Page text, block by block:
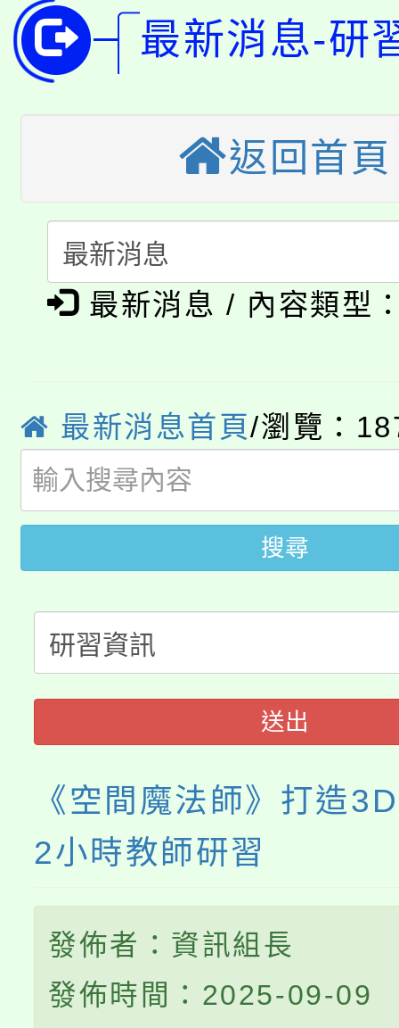
代理(課)教師甄選結果(
公告本校115學年度第
代理(課)教師甄選結果(
轉知中國文化大學推廣
《TA101》溝通分析基
程，歡迎學生輔導中心
心理、諮商輔導、社會
系所師生報名參加。
轉知苗栗縣政府辦理
縣市「校園短影音徵
門員」簡章及活動海報
踴躍報名參加。
桃園市115學年度學生
要點
「桃園市補助參觀特色
展演活動實施計畫」
115年度「教育部表揚
義教育推展貢獻獎」
公告本校115學年度第
生本土語及新住民語歌
公告本校115學年度第
代理(課)教師甄選結果(
公告本校115學年度第
代理(課)教師甄選結果(
轉知中國文化大學推廣
《TA101》溝通分析基
程，歡迎學生輔導中心
心理、諮商輔導、社會
系所師生報名參加。
轉知苗栗縣政府辦理
縣市「校園短影音徵選
門員」簡章及活動海報
踴躍報名參加。
要點
「桃園市補助參觀特色
展演活動實施計畫」
義教育推展貢獻獎」
最新消息-研
返回首頁
最新消息 / 內容類型
最新消息首頁/瀏覽：
搜尋
送出
《空間魔法師》打造
2小時教師研習
發佈者：資訊組長
發佈時間：2025-09-09